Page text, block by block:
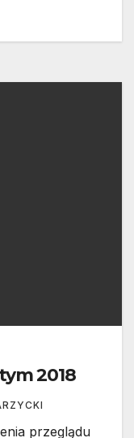
2018
przeglądu